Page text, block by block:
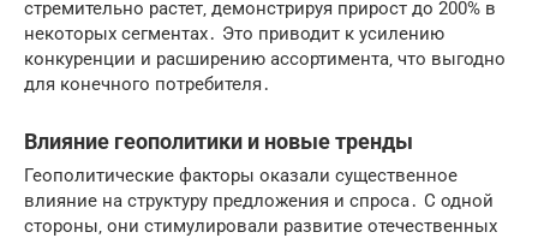
стремительно растет‚ демонстрируя прирост до 200% в
некоторых сегментах․ Это приводит к усилению
конкуренции и расширению ассортимента‚ что выгодно
для конечного потребителя․
Влияние геополитики и новые тренды
Геополитические факторы оказали существенное
влияние на структуру предложения и спроса․ С одной
стороны‚ они стимулировали развитие отечественных